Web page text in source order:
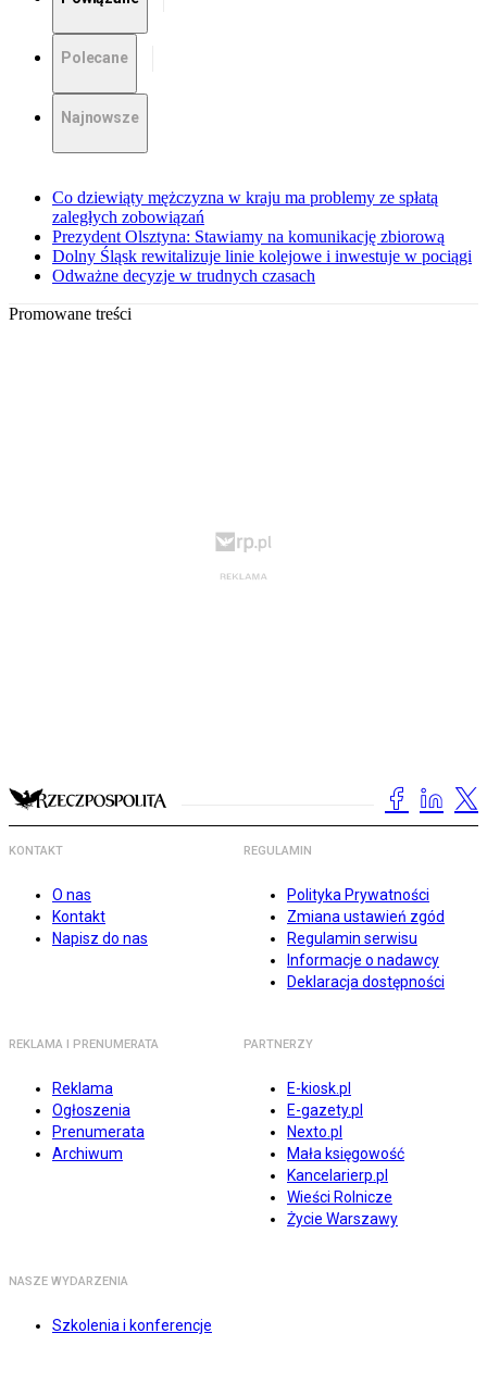
Polecane
Najnowsze
Co dziewiąty mężczyzna w kraju ma problemy ze spłatą
zaległych zobowiązań
Prezydent Olsztyna: Stawiamy na komunikację zbiorową
Dolny Śląsk rewitalizuje linie kolejowe i inwestuje w pociągi
Odważne decyzje w trudnych czasach
Promowane treści
KONTAKT
O nas
Kontakt
Napisz do nas
REGULAMIN
Polityka Prywatności
Zmiana ustawień zgód
Regulamin serwisu
Informacje o nadawcy
Deklaracja dostępności
REKLAMA I PRENUMERATA
Reklama
Ogłoszenia
Prenumerata
Archiwum
PARTNERZY
E-kiosk.pl
E-gazety.pl
Nexto.pl
Mała księgowość
Kancelarierp.pl
Wieści Rolnicze
Życie Warszawy
NASZE WYDARZENIA
Szkolenia i konferencje